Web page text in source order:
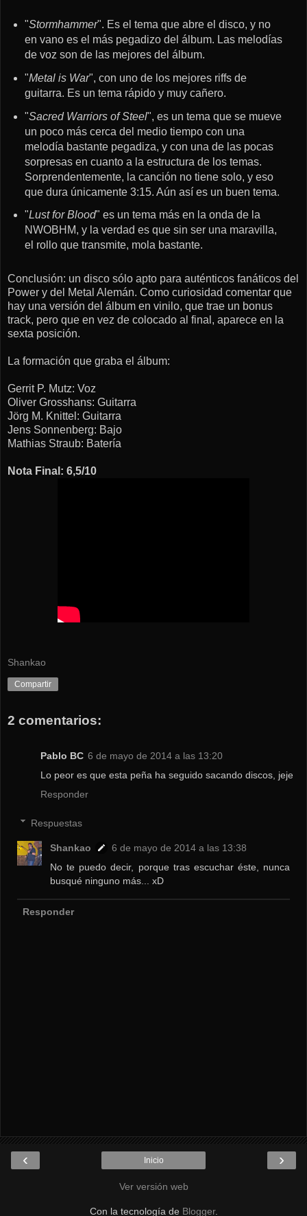
"Stormhammer". Es el tema que abre el disco, y no
en vano es el más pegadizo del álbum. Las melodías
de voz son de las mejores del álbum.
"Metal is War", con uno de los mejores riffs de
guitarra. Es un tema rápido y muy cañero.
"Sacred Warriors of Steel", es un tema que se mueve
un poco más cerca del medio tiempo con una
melodía bastante pegadiza, y con una de las pocas
sorpresas en cuanto a la estructura de los temas.
Sorprendentemente, la canción no tiene solo, y eso
que dura únicamente 3:15. Aún así es un buen tema.
"Lust for Blood" es un tema más en la onda de la
NWOBHM, y la verdad es que sin ser una maravilla,
el rollo que transmite, mola bastante.
Conclusión: un disco sólo apto para auténticos fanáticos del
Power y del Metal Alemán. Como curiosidad comentar que
hay una versión del álbum en vinilo, que trae un bonus
track, pero que en vez de colocado al final, aparece en la
sexta posición.
La formación que graba el álbum:
Gerrit P. Mutz: Voz
Oliver Grosshans: Guitarra
Jörg M. Knittel: Guitarra
Jens Sonnenberg: Bajo
Mathias Straub: Batería
Nota Final: 6,5/10
Shankao
Compartir
2 comentarios:
Pablo BC 6 de mayo de 2014 a las 13:20
Lo peor es que esta peña ha seguido sacando discos, jeje
Responder
Respuestas
Shankao
6 de mayo de 2014 a las 13:38
No te puedo decir, porque tras escuchar éste, nunca
busqué ninguno más... xD
Responder
‹ ›
Inicio
Ver versión web
Con la tecnología de Blogger.